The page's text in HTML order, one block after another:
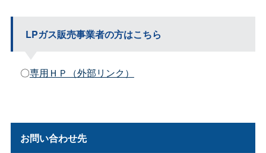
LPガス販売事業者の方はこちら
〇専用ＨＰ（外部リンク）
お問い合わせ先